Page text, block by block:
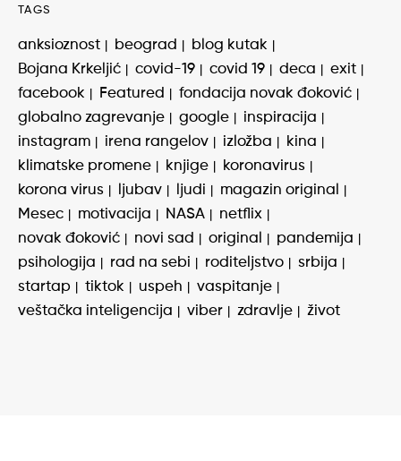
TAGS
anksioznost beograd
blog kutak
Bojana Krkeljić
covid-19 covid 19 deca
exit
facebook
Featured
fondacija novak đoković
globalno zagrevanje
google
inspiracija
instagram
irena rangelov izložba
kina
klimatske promene
knjige
koronavirus
korona virus
ljubav ljudi
magazin original
Mesec
motivacija NASA
netflix
novak đoković
novi sad original
pandemija
psihologija
rad na sebi roditeljstvo
srbija
startap
tiktok uspeh
vaspitanje
veštačka inteligencija
viber zdravlje život